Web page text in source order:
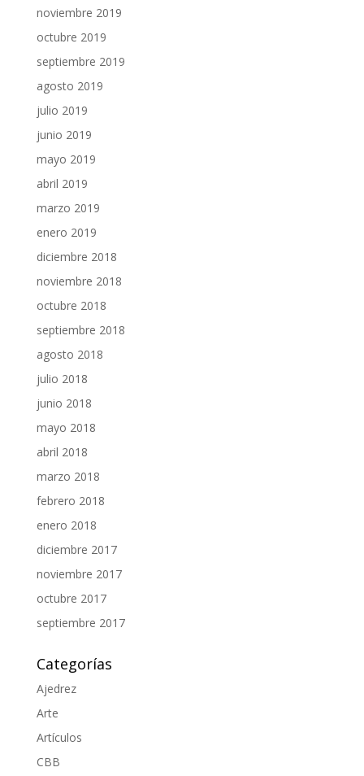
noviembre 2019
octubre 2019
septiembre 2019
agosto 2019
julio 2019
junio 2019
mayo 2019
abril 2019
marzo 2019
enero 2019
diciembre 2018
noviembre 2018
octubre 2018
septiembre 2018
agosto 2018
julio 2018
junio 2018
mayo 2018
abril 2018
marzo 2018
febrero 2018
enero 2018
diciembre 2017
noviembre 2017
octubre 2017
septiembre 2017
Categorías
Ajedrez
Arte
Artículos
CBB